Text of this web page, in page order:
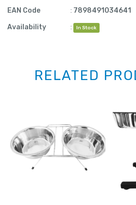
EAN Code
: 7898491034641
Availability
: In Stock
RELATED